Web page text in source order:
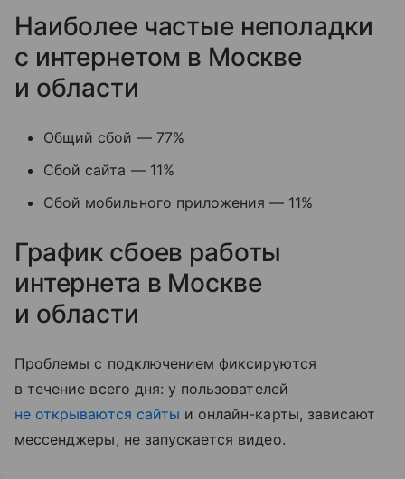
Наиболее частые неполадки
с интернетом в Москве
и области
Общий сбой — 77%
Сбой сайта — 11%
Сбой мобильного приложения — 11%
График сбоев работы
интернета в Москве
и области
Проблемы с подключением фиксируются
в течение всего дня: у пользователей
не открываются сайты и онлайн-карты, зависают
мессенджеры, не запускается видео.